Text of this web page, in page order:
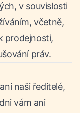
v souvislosti
včetně,
prodejnosti,
práv.
naši ředitelé,
vám ani